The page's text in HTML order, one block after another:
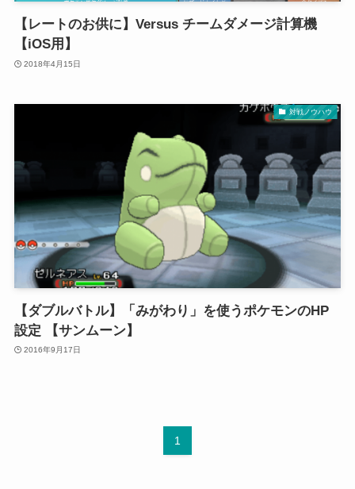
【レートのお供に】Versus チームダメージ計算機
【iOS用】
2018年4月15日
対戦ノウハウ
【ダブルバトル】「みがわり」を使うポケモンのHP
設定 【サンムーン】
2016年9月17日
1